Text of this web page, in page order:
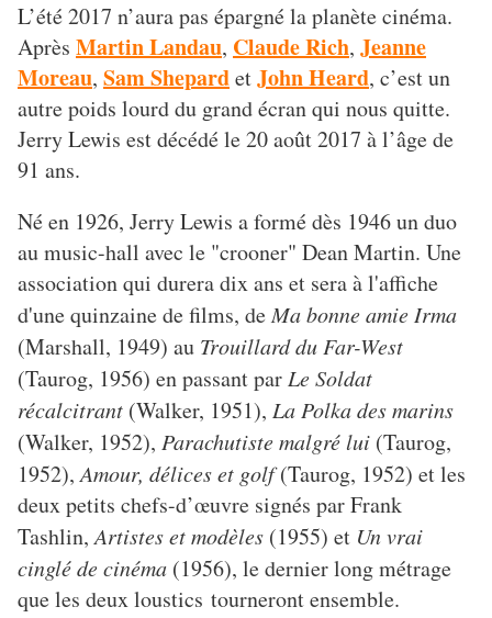
L’été 2017 n’aura pas épargné la planète cinéma.
Après Martin Landau, Claude Rich, Jeanne
Moreau, Sam ShepardetJohn Heard, c’est un
autre poids lourd du grand écran qui nous quitte.
Jerry Lewis est décédé le 20 août 2017 à l’âge de
91 ans.
Né en 1926, Jerry Lewis a formé dès 1946 un duo
au music-hall avec le "crooner" Dean Martin. Une
association qui durera dix ans et sera à l'affiche
d'une quinzaine de films, deMa bonne amie Irma
(Marshall, 1949) au Trouillard du Far-West
(Taurog, 1956) en passant par Le Soldat
récalcitrant (Walker, 1951), La Polka des marins
(Walker, 1952), Parachutiste malgré lui (Taurog,
1952),Amour, délices et golf(Taurog, 1952) et les
deux petits chefs-d’œuvre signés par Frank
Tashlin,Artistes et modèles (1955) et Un vrai
cinglé de cinéma (1956), le dernier long métrage
que les deux loustics tourneront ensemble.